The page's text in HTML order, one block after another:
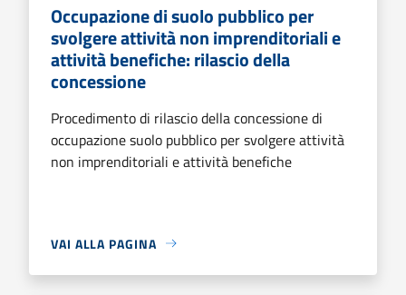
Occupazione di suolo pubblico per
svolgere attività non imprenditoriali e
attività benefiche: rilascio della
concessione
Procedimento di rilascio della concessione di
occupazione suolo pubblico per svolgere attività
non imprenditoriali e attività benefiche
VAI ALLA PAGINA